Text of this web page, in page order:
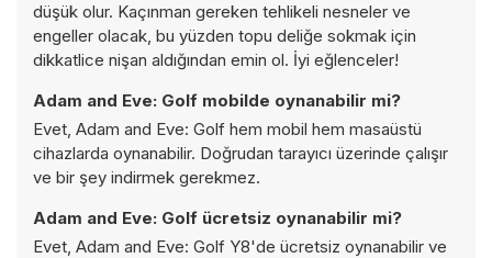
düşük olur. Kaçınman gereken tehlikeli nesneler ve
engeller olacak, bu yüzden topu deliğe sokmak için
dikkatlice nişan aldığından emin ol. İyi eğlenceler!
Adam and Eve: Golf mobilde oynanabilir mi?
Evet, Adam and Eve: Golf hem mobil hem masaüstü
cihazlarda oynanabilir. Doğrudan tarayıcı üzerinde çalışır
ve bir şey indirmek gerekmez.
Adam and Eve: Golf ücretsiz oynanabilir mi?
Evet, Adam and Eve: Golf Y8'de ücretsiz oynanabilir ve